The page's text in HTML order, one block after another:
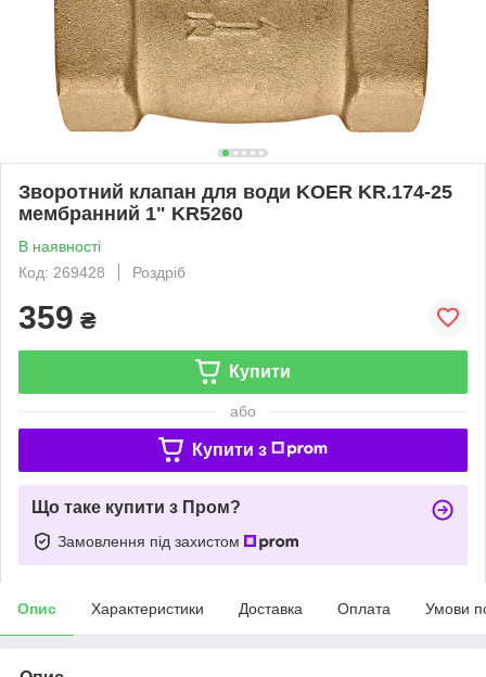
Зворотний клапан для води KOER KR.174-25
мембранний 1" KR5260
В наявності
Код: 269428
Роздріб
359 ₴
Купити
або
Купити з
Що таке купити з Пром?
Замовлення під захистом
Опис Характеристики Доставка Оплата Умови